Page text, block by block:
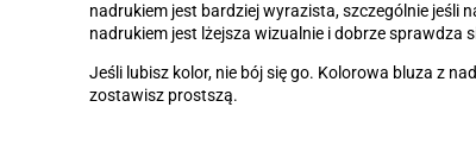
nadrukiem jest bardziej wyrazista, szczególnie jeśli
nadrukiem jest lżejsza wizualnie i dobrze
Jeśli lubisz kolor, nie bój się go. Kolorowa bluza z
zostawisz prostszą.